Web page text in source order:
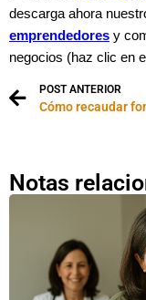
descarga ahora
emprendedores y
negocios (haz clic en
POST ANTERIOR
Notas